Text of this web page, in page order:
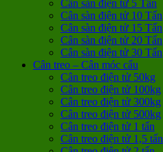
Cân sàn điện tử 5 Tấn
Cân sàn điện tử 10 Tấn
Cân sàn điện tử 15 Tấn
Cân sàn điện tử 20 Tấn
Cân sàn điện tử 30 Tấn
Cân treo – Cân móc cẩu
Cân treo điện tử 50kg
Cân treo điện tử 100kg
Cân treo điện tử 300kg
Cân treo điện tử 500kg
Cân treo điện tử 1 tấn
Cân treo điện tử 1,5 tấn